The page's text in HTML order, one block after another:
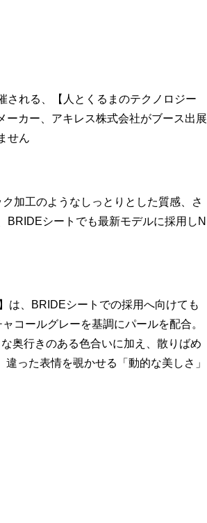
される、【人とくるまのテクノロジー
カー、アキレス株式会社がブース出展
せん
加工のようなしっとりとした質感、さ
BRIDEシートでも最新モデルに採用しN
は、BRIDEシートでの採用へ向けても
コールグレーを基調にパールを配合。
奥行きのある色合いに加え、散りばめ
った表情を覗かせる「動的な美しさ」